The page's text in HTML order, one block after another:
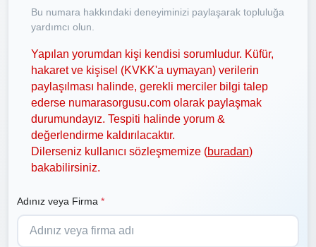
Bu numara hakkındaki deneyiminizi paylaşarak topluluğa
yardımcı olun.
Yapılan yorumdan kişi kendisi sorumludur. Küfür,
hakaret ve kişisel (KVKK'a uymayan) verilerin
paylaşılması halinde, gerekli merciler bilgi talep
ederse numarasorgusu.com olarak paylaşmak
durumundayız. Tespiti halinde yorum &
değerlendirme kaldırılacaktır.
Dilerseniz kullanıcı sözleşmemize (buradan)
bakabilirsiniz.
Adınız veya Firma *